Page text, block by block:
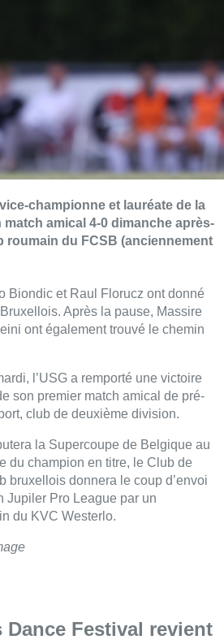
championne et lauréate de la
amical 4-0 dimanche après-
roumain du FCSB (anciennement
Biondic et Raul Florucz ont donné
Après la pause, Massire
ont également trouvé le chemin
l’USG a remporté une victoire
son premier match amical de pré-
club de deuxième division.
la Supercoupe de Belgique au
du champion en titre, le Club de
bruxellois donnera le coup d’envoi
Jupiler Pro League par un
du KVC Westerlo.
Dance Festival revient